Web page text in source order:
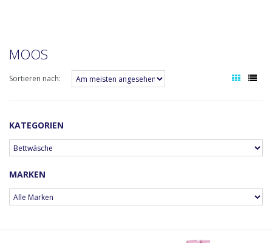
MOOS
Sortieren nach:
KATEGORIEN
MARKEN